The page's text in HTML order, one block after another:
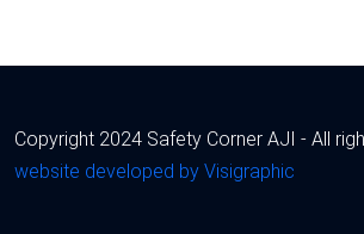
Copyright 2024 Safety Corner AJI - All
website developed by Visigraphic